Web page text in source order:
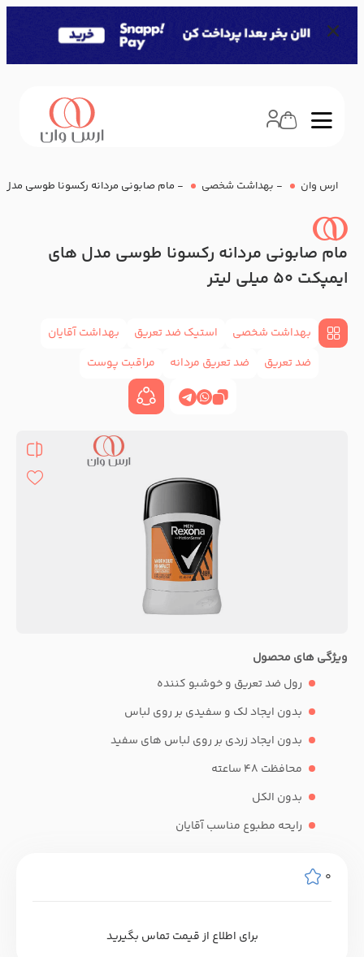
ارس وان - بهداشت شخصی - مام صابونی مردانه رکسونا طوسی مدل های
مام صابونی مردانه رکسونا طوسی مدل های
ایمپکت 50 میلی لیتر
بهداشت شخصی استیک ضد تعریق
بهداشت آقایان
ضد تعریق
ضد تعریق مردانه مراقبت پوست
ویژگی های محصول
رول ضد تعریق و خوشبو کننده
بدون ایجاد لک و سفیدی بر روی لباس
بدون ایجاد زردی بر روی لباس های سفید
محافظت 48 ساعته
بدون الکل
رایحه مطبوع مناسب آقایان
0
برای اطلاع از قیمت تماس بگیرید